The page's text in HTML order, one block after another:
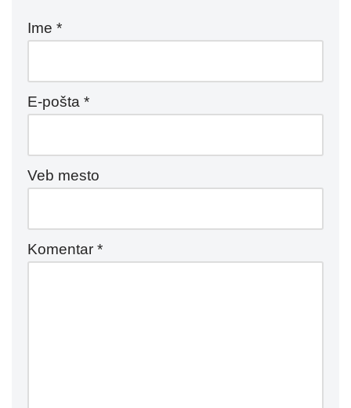
Ime *
E-pošta *
Veb mesto
Komentar *